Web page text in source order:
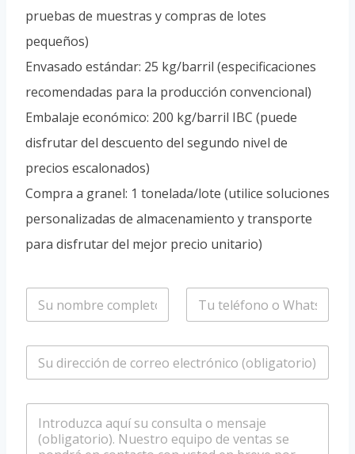
pruebas de muestras y compras de lotes
pequeños)
Envasado estándar: 25 kg/barril (especificaciones
recomendadas para la producción convencional)
Embalaje económico: 200 kg/barril IBC (puede
disfrutar del descuento del segundo nivel de
precios escalonados)
Compra a granel: 1 tonelada/lote (utilice soluciones
personalizadas de almacenamiento y transporte
para disfrutar del mejor precio unitario)
n
m
*
T
l
o
n
o
/
W
h
C
r
m